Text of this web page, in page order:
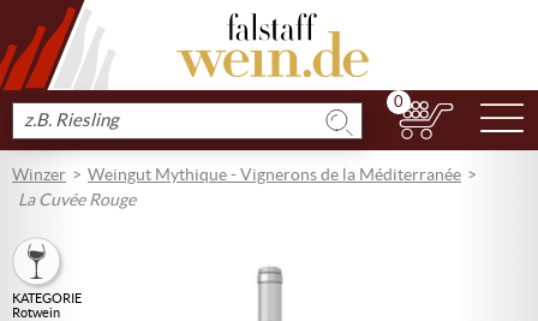
Produkt
suchen
0
Winzer
Weingut Mythique - Vignerons de la Méditerranée
La Cuvée Rouge
KATEGORIE
Rotwein